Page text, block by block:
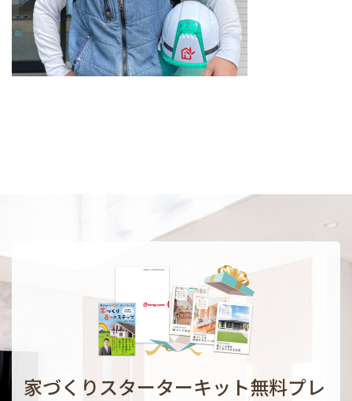
家づくりスターターキット無料プレ